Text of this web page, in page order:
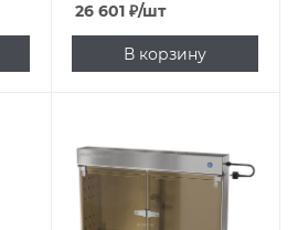
26 601₽/шт
В корзину